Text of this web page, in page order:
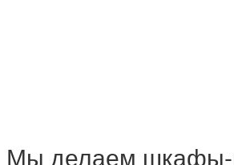
Мы делаем шкафы-